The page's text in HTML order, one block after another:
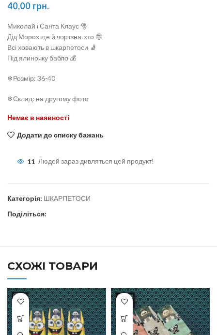
40,00 грн.
Миколай і Санта Клаус 🎅
Дід Мороз ще й чортзна-хто 🤪
Всі ховають в шкарпетоси 🧦
Під ялиночку бабло 💰
❄Розмір: 36-40
❄Склад: на другому фото
Немає в наявності
Додати до списку бажань
11 Людей зараз дивляться цей продукт!
Категорія: ШКАРПЕТОСИ
Поділіться:
СХОЖІ ТОВАРИ